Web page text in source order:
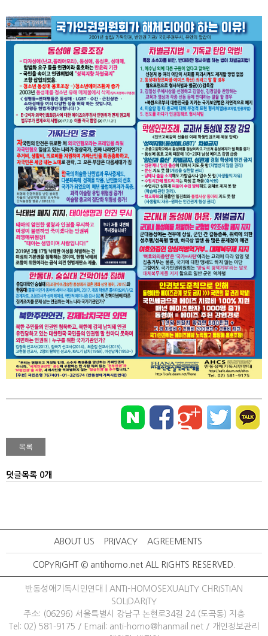
덧글목록 0개
ABOUT US PRIVACY AGREEMENTS
COPYRIGHT © antihomo.net ALL RIGHTS RESERVED.
반동성애기독시민연대 | ANTI-HOMOSEXUALITY CHRISTIAN
SOLIDARITY
주소: (06296) 서울특별시 강남구 논현로34길 24 (도곡동) 지층
Tel: 02) 581-9175 / Email: anti-homo@hanmail.net / 개인정보관리